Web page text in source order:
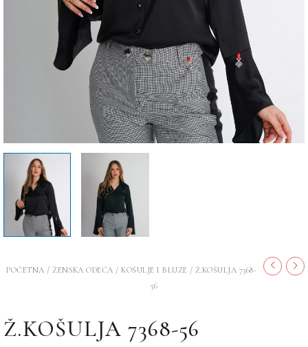
POČETNA /ŽENSKA ODEĆA /KOŠULJE I BLUZE / Ž.KOŠULJA 7368-
56
Ž.KOŠULJA 7368-56